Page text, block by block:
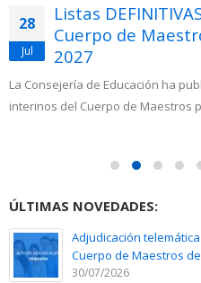
28
Jul
Listas
Cuerpo de
2027
La Consejería de Educación ha
interinos del Cuerpo de Maestros
ÚLTIMAS NOVEDADES:
Adjudicación
Cuerpo de Maestros
30/07/2026